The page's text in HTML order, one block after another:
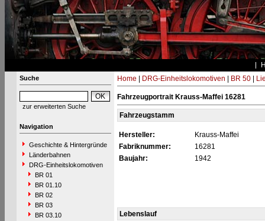
Suche
zur erweiterten Suche
Navigation
Geschichte & Hintergründe
Länderbahnen
DRG-Einheitslokomotiven
BR 01
BR 01.10
BR 02
BR 03
BR 03.10
Home DRG-Einheitslokomotiven BR 50|
Fahrzeugportrait Krauss-Maffei 16281
Fahrzeugstamm
Hersteller:
Krauss-Maffei
Fabriknummer:
16281
Baujahr:
1942
Lebenslauf